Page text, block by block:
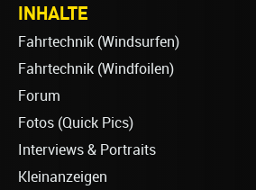
INHALTE
Fahrtechnik (Windsurfen)
Fahrtechnik (Windfoilen)
Forum
Fotos (Quick Pics)
Interviews & Portraits
Kleinanzeigen